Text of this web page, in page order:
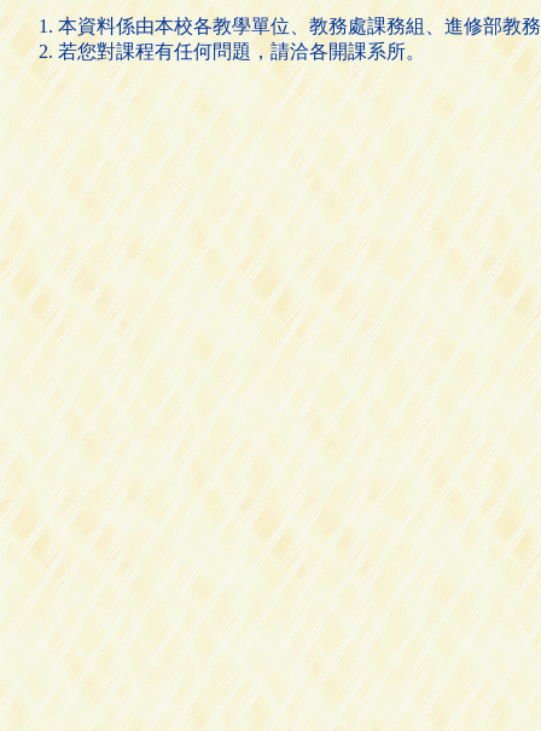
本資料係由本校各教學單位、教務處課務組、進修部教
若您對課程有任何問題，請洽各開課系所。